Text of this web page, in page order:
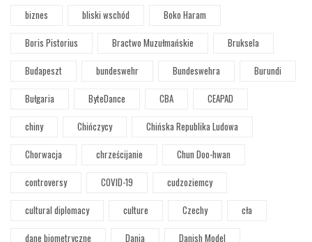
biznes
bliski wschód
Boko Haram
Boris Pistorius
Bractwo Muzułmańskie
Bruksela
Budapeszt
bundeswehr Bundeswehra
Burundi
Bułgaria
ByteDance CBA
CEAPAD
chiny
Chińczycy
Chińska Republika Ludowa
Chorwacja
chrześcijanie
Chun Doo-hwan
controversy
COVID-19
cudzoziemcy
cultural diplomacy
culture Czechy
cła
dane biometryczne
Dania Danish Model